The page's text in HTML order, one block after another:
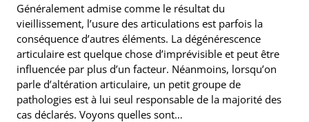
Généralement admise comme le résultat du
vieillissement, l’usure des articulations est parfois la
conséquence d’autres éléments. La dégénérescence
articulaire est quelque chose d’imprévisible et peut être
influencée par plus d’un facteur. Néanmoins, lorsqu’on
parle d’altération articulaire, un petit groupe de
pathologies est à lui seul responsable de la majorité des
cas déclarés. Voyons quelles sont…